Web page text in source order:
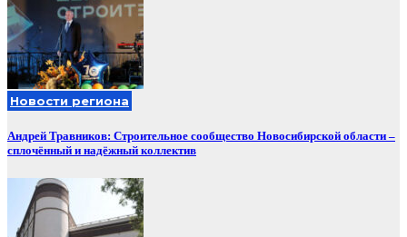
Новости региона
Андрей Травников: Строительное сообщество Новосибирской области –
сплочённый и надёжный коллектив